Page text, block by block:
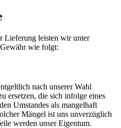
Lieferung leisten wir unter
wie folgt:
nach unserer Wahl
ersetzen, die sich infolge eines
Umstandes als mangelhaft
Mängel ist uns unverzüglich
werden unser Eigentum.